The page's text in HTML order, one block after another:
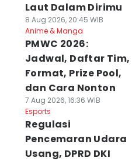
Laut Dalam Dirimu
8 Aug 2026, 20:45 WIB
Anime & Manga
PMWC 2026:
Jadwal, Daftar Tim,
Format, Prize Pool,
dan Cara Nonton
7 Aug 2026, 16:36 WIB
Esports
Regulasi
Pencemaran Udara
Usang, DPRD DKI